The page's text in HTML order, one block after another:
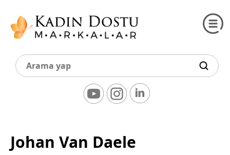
Johan Van Daele